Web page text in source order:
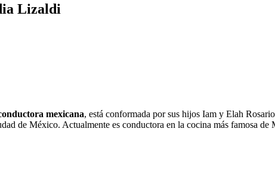
Lizaldi
mexicana, está conformada por sus hijos Iam y Elah
de México. Actualmente es conductora en la cocina más famosa